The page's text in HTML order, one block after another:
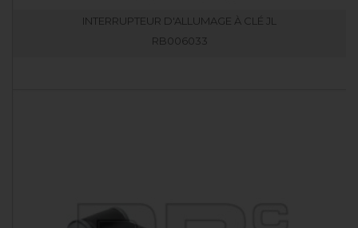
INTERRUPTEUR D'ALLUMAGE À CLÉ JL
RB006033